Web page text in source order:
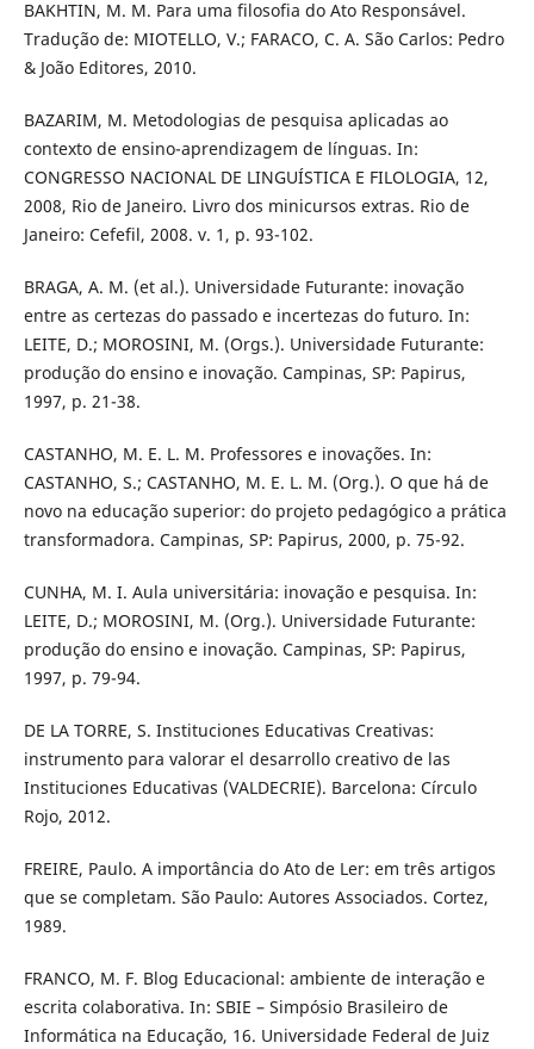
BAKHTIN, M. M. Para uma filosofia do Ato Responsável.
Tradução de: MIOTELLO, V.; FARACO, C. A. São Carlos: Pedro
& João Editores, 2010.
BAZARIM, M. Metodologias de pesquisa aplicadas ao
contexto de ensino-aprendizagem de línguas. In:
CONGRESSO NACIONAL DE LINGUÍSTICA E FILOLOGIA, 12,
2008, Rio de Janeiro. Livro dos minicursos extras. Rio de
Janeiro: Cefefil, 2008. v. 1, p. 93-102.
BRAGA, A. M. (et al.). Universidade Futurante: inovação
entre as certezas do passado e incertezas do futuro. In:
LEITE, D.; MOROSINI, M. (Orgs.). Universidade Futurante:
produção do ensino e inovação. Campinas, SP: Papirus,
1997, p. 21-38.
CASTANHO, M. E. L. M. Professores e inovações. In:
CASTANHO, S.; CASTANHO, M. E. L. M. (Org.). O que há de
novo na educação superior: do projeto pedagógico a prática
transformadora. Campinas, SP: Papirus, 2000, p. 75-92.
CUNHA, M. I. Aula universitária: inovação e pesquisa. In:
LEITE, D.; MOROSINI, M. (Org.). Universidade Futurante:
produção do ensino e inovação. Campinas, SP: Papirus,
1997, p. 79-94.
DE LA TORRE, S. Instituciones Educativas Creativas:
instrumento para valorar el desarrollo creativo de las
Instituciones Educativas (VALDECRIE). Barcelona: Círculo
Rojo, 2012.
FREIRE, Paulo. A importância do Ato de Ler: em três artigos
que se completam. São Paulo: Autores Associados. Cortez,
1989.
FRANCO, M. F. Blog Educacional: ambiente de interação e
escrita colaborativa. In: SBIE – Simpósio Brasileiro de
Informática na Educação, 16. Universidade Federal de Juiz